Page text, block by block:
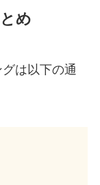
め
は以下の通